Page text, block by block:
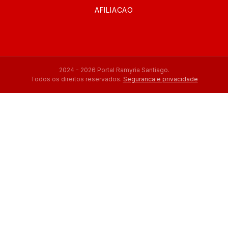
AFILIACAO
2024 - 2026 Portal Ramyria Santiago.
Todos os direitos reservados. Seguranca e privacidade